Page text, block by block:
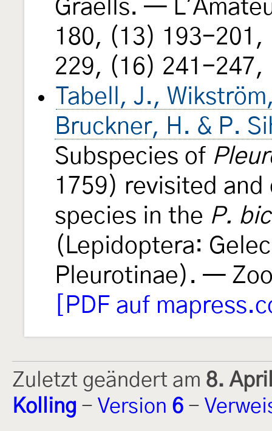
Graëlls. —
180, (13) 193-
229, (16) 241-
Tabell, J.,
Bruckner, H. & P.
Subspecies of
1759) revisited
species in the P.
(Lepidoptera:
Pleurotinae). —
[PDF auf
Zuletzt geändert am 8.
Kolling - Version 6 -